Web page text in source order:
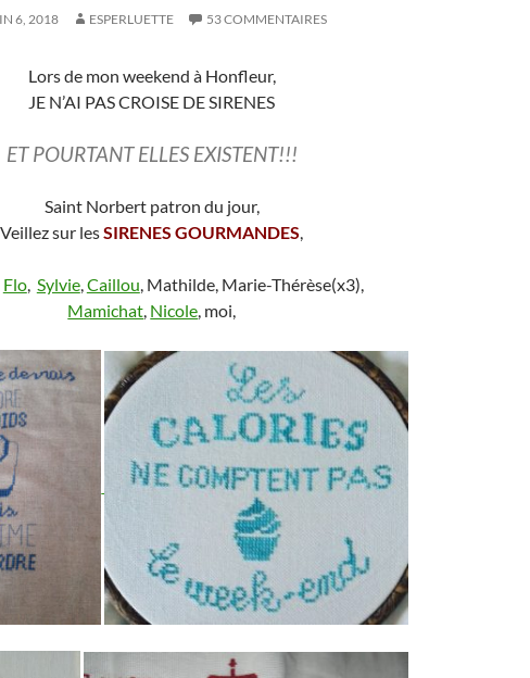
6, 2018 ESPERLUETTE 53 COMMENTAIRES
Lors de mon weekend à Honfleur,
JE N’AI PAS CROISE DE SIRENES
ET POURTANT ELLES EXISTENT!!!
Saint Norbert patron du jour,
Veillez sur lesSIRENES GOURMANDES,
Flo, Sylvie,Caillou, Mathilde, Marie-Thérèse(x3),
Mamichat, Nicole, moi,